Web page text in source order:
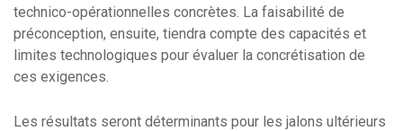
technico-opérationnelles concrètes. La faisabilité de
préconception, ensuite, tiendra compte des capacités et
limites technologiques pour évaluer la concrétisation de
ces exigences.
Les résultats seront déterminants pour les jalons ultérieurs